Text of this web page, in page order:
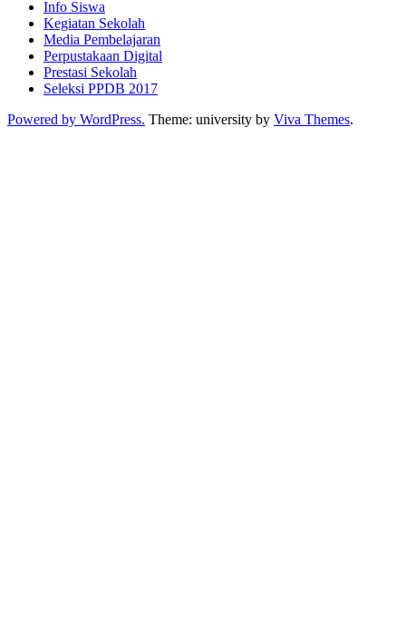
Info Siswa
Kegiatan Sekolah
Media Pembelajaran
Perpustakaan Digital
Prestasi Sekolah
Seleksi PPDB 2017
Powered by WordPress. Theme: university by Viva Themes.